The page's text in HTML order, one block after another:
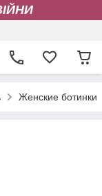
Женские ботинки